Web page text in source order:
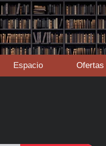
Espacio Ofertas